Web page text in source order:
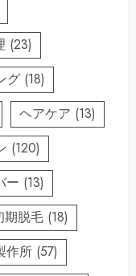
(23)
グ (18)
ヘアケア (13)
(120)
ー (13)
期脱毛 (18)
作所 (57)